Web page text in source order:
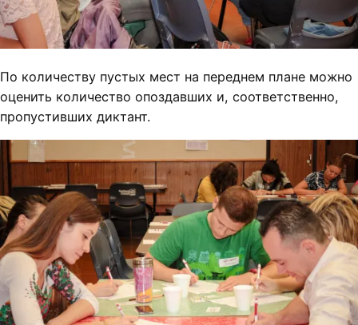
По количеству пустых мест на переднем плане можно
оценить количество опоздавших и, соответственно,
пропустивших диктант.